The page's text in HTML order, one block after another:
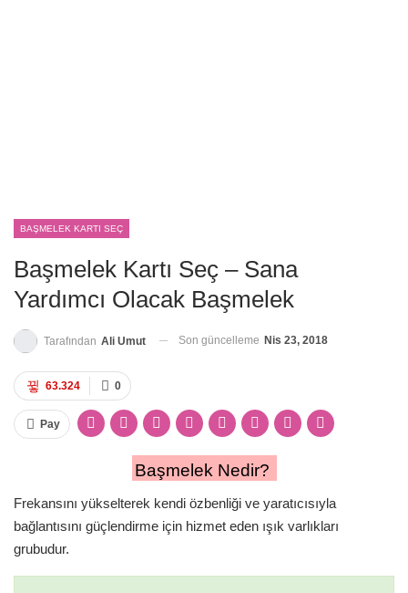
BAŞMELEK KARTI SEÇ
Başmelek Kartı Seç – Sana
Yardımcı Olacak Başmelek
Tarafından Ali Umut Son güncelleme Nis 23, 2018
0
63.324
Pay
Başmelek Nedir?
Frekansını yükselterek kendi özbenliği ve yaratıcısıyla
bağlantısını güçlendirme için hizmet eden ışık varlıkları
grubudur.